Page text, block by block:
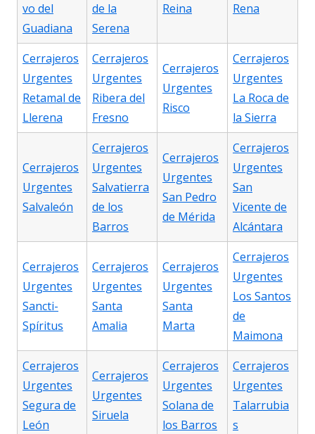
vo del
Guadiana
de la
Serena
Reina
Rena
Cerrajeros
Urgentes
Retamal de
Llerena
Cerrajeros
Urgentes
Ribera del
Fresno
Cerrajeros
Urgentes
Risco
Cerrajeros
Urgentes
La Roca de
la Sierra
Cerrajeros
Urgentes
Salvaleón
Cerrajeros
Urgentes
Salvatierra
de los
Barros
Cerrajeros
Urgentes
San Pedro
de Mérida
Cerrajeros
Urgentes
San
Vicente de
Alcántara
Cerrajeros
Urgentes
Sancti-
Spíritus
Cerrajeros
Urgentes
Santa
Amalia
Cerrajeros
Urgentes
Santa
Marta
Cerrajeros
Urgentes
Los Santos
de
Maimona
Cerrajeros
Urgentes
Segura de
León
Cerrajeros
Urgentes
Siruela
Cerrajeros
Urgentes
Solana de
los Barros
Cerrajeros
Urgentes
Talarrubia
s